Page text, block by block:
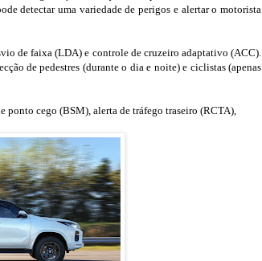
detectar uma variedade de perigos e alertar o motorista
de faixa (LDA) e controle de cruzeiro adaptativo (ACC).
de pedestres (durante o dia e noite) e ciclistas (apenas
ponto cego (BSM), alerta de tráfego traseiro (RCTA),